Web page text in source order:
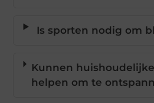
Is sporten nodig om
Kunnen
helpen om te